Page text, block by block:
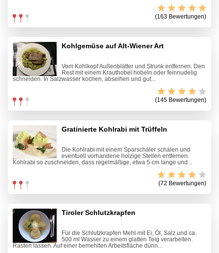
(163 Bewertungen)
Kohlgemüse auf Alt-Wiener Art
Vom Kohlkopf Außenblätter und Strunk entfernen. Den
Rest mit einem Krauthobel hobeln oder feinnudelig
schneiden. In Salzwasser kochen, abseihen und gut...
(145 Bewertungen)
Gratinierte Kohlrabi mit Trüffeln
Die Kohlrabi mit einem Sparschäler schälen und
eventuell vorhandene holzige Stellen entfernen.
Kohlrabi so zuschneiden, dass regelmäßige, etwa 5 cm lange und...
(72 Bewertungen)
Tiroler Schlutzkrapfen
Für die Schlutzkrapfen Mehl mit Ei, Öl, Salz und ca.
500 ml Wasser zu einem glatten Teig verarbeiten.
Rasten lassen. Auf einer bemehlten Arbeitsfläche dünn...